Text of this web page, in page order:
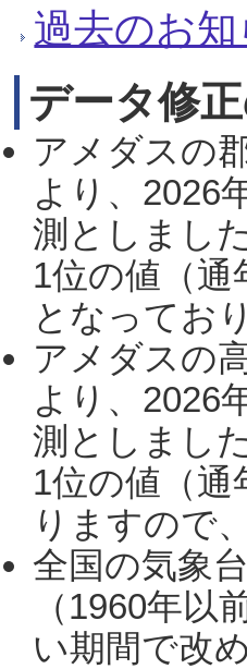
過去のお知
データ修
アメダスの
より、2026
測としまし
1位の値（通
となってお
アメダスの
より、2026
測としまし
1位の値（
りますので
全国の気象
（1960年
い期間で改